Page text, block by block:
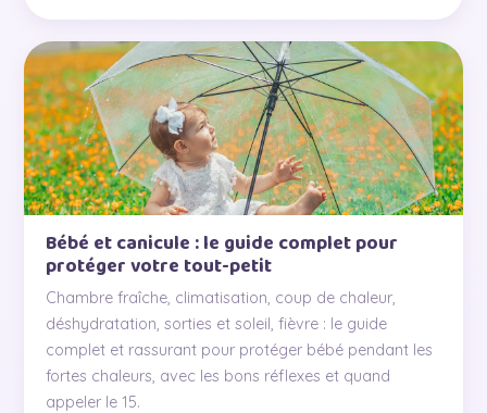
Bébé et canicule : le guide complet pour
protéger votre tout-petit
Chambre fraîche, climatisation, coup de chaleur,
déshydratation, sorties et soleil, fièvre : le guide
complet et rassurant pour protéger bébé pendant les
fortes chaleurs, avec les bons réflexes et quand
appeler le 15.